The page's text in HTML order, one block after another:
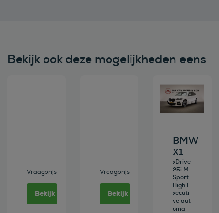
Bekijk ook deze mogelijkheden eens
Vraagprijs
Bekijk deze auto
Vraagprijs
Bekijk deze auto
Bekijk deze
BMW
X1
xDrive
25i M-
Sport
High E
xecuti
ve aut
oma